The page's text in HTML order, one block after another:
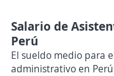
Salario de
Perú
El sueldo medio para
administrativo en